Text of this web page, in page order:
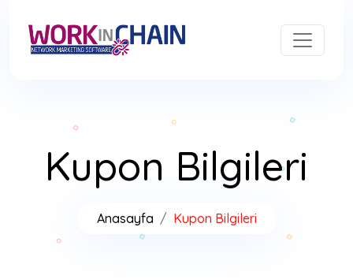
Kupon Bilgileri
Anasayfa Kupon Bilgileri